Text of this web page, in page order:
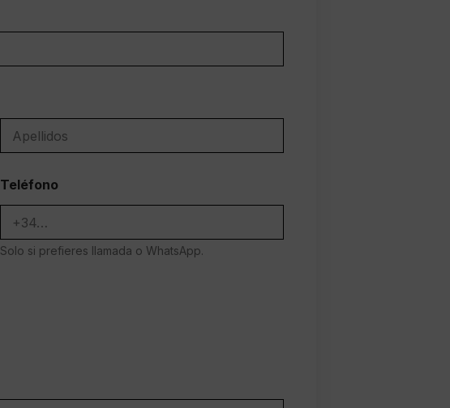
Teléfono
Solo si prefieres llamada o WhatsApp.